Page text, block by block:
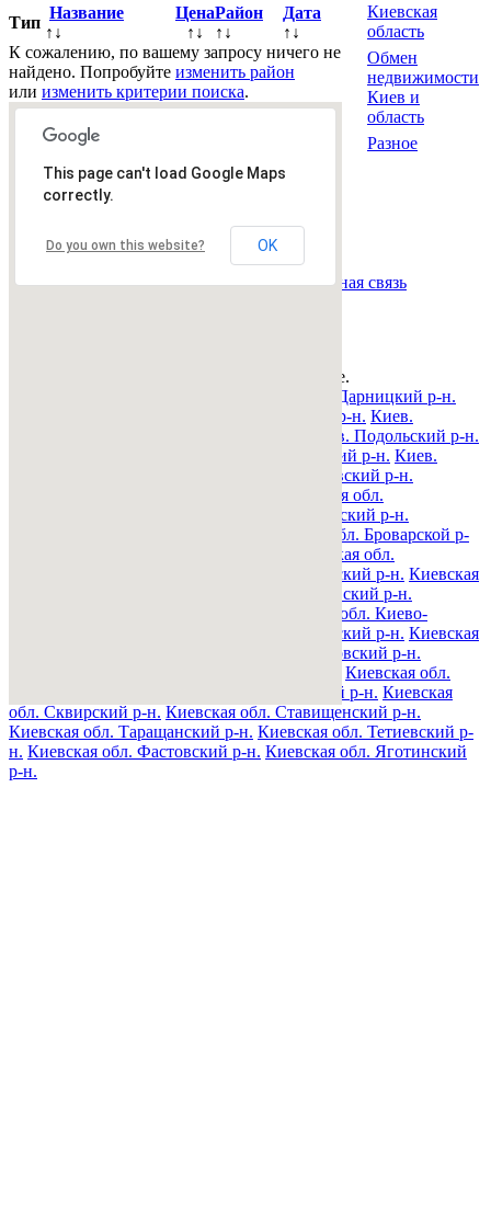
Тип
Название
↑↓
Цена
↑↓
Район
↑↓
Дата
↑↓
К сожалению, по вашему запросу ничего не
найдено. Попробуйте изменить район
или изменить критерии поиска.
This page can't load Google Maps
correctly.
Do you own this website? OK
Киевская
область
Обмен
недвижимости
Киев и
область
Разное
Всего0 объявлений.
Страница: « назад 1 вперед »
Подать объявление|Найти
объявления|Добавить в закладки|Обратная связь
Запрос выполняется. Пожалуйта, подождите.
Киев. Дарницкий р-н.
Киев. Днепровский р-н. Киев.
Киев. Подольский р-н.
Киев. Соломенский р-н. Киев.
Киевская обл. Барышевский р-н.
Киевская обл.
Киевская обл. Бориспольский р-н.
Киевская обл. Броварской р-
Киевская обл.
Киевская обл. Вышгородский р-н. Киевская
Киевская обл. Иванковский р-н.
Киевская обл. Киево-
Киевская обл. Макаровский р-н. Киевская
Киевская обл. Обуховский р-н.
Киевская обл.
Киевская обл. Ракитнянский р-н. Киевская
обл. Сквирский р-н. Киевская обл. Ставищенский р-н.
Киевская обл. Таращанский р-н. Киевская обл. Тетиевский р-
н. Киевская обл. Фастовский р-н. Киевская обл. Яготинский
р-н.